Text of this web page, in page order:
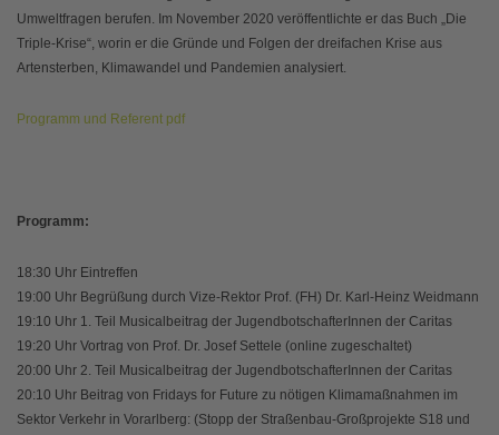
Umweltfragen berufen. Im November 2020 veröffentlichte er das Buch „Die
Triple-Krise“, worin er die Gründe und Folgen der dreifachen Krise aus
Artensterben, Klimawandel und Pandemien analysiert.
Programm und Referent pdf
Programm:
18:30 Uhr Eintreffen
19:00 Uhr Begrüßung durch Vize-Rektor Prof. (FH) Dr. Karl-Heinz Weidmann
19:10 Uhr 1. Teil Musicalbeitrag der JugendbotschafterInnen der Caritas
19:20 Uhr Vortrag von Prof. Dr. Josef Settele (online zugeschaltet)
20:00 Uhr 2. Teil Musicalbeitrag der JugendbotschafterInnen der Caritas
20:10 Uhr Beitrag von Fridays for Future zu nötigen Klimamaßnahmen im
Sektor Verkehr in Vorarlberg: (Stopp der Straßenbau-Großprojekte S18 und